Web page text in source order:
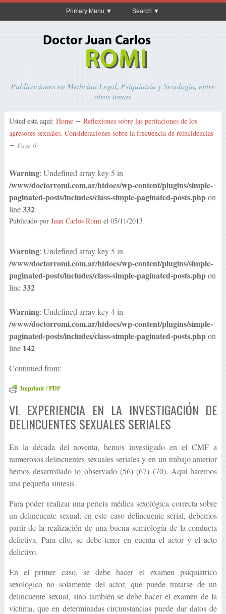
Primary Menu Search
Publicaciones en Medicina Legal, Psiquiatría y Sexología, entre
otros temas
Usted está aquí: Home ∼ Reflexiones sobre las peritaciones de los
agresores sexuales. Consideraciones sobre la frecuencia de reincidencias
∼ Page 6
Warning: Undefined array key 5 in
/www/doctorromi.com.ar/htdocs/wp-content/plugins/simple-
paginated-posts/includes/class-simple-paginated-posts.phpon
line332
Publicado por Juan Carlos Romiel 05/11/2013
Warning: Undefined array key 5 in
/www/doctorromi.com.ar/htdocs/wp-content/plugins/simple-
paginated-posts/includes/class-simple-paginated-posts.phpon
line332
Warning: Undefined array key 4 in
/www/doctorromi.com.ar/htdocs/wp-content/plugins/simple-
paginated-posts/includes/class-simple-paginated-posts.phpon
line 142
Continued from:
Imprimir / PDF
VI. EXPERIENCIA EN LA INVESTIGACIÓN DE
DELINCUENTES SEXUALES SERIALES
En la década del noventa, hemos investigado en el CMF a
numerosos delincuentes sexuales seriales y en un trabajo anterior
hemos desarrollado lo observado (56) (67) (70). Aquí haremos
una pequeña síntesis.
Para poder realizar una pericia médica sexológica correcta sobre
un delincuente sexual, en este caso delincuente serial, debemos
partir de la realización de una buena semiología de la conducta
delictiva. Para ello, se debe tener en cuenta el actor y el acto
delictivo.
En el primer caso, se debe hacer el examen psiquiátrico
sexológico no solamente del actor, que puede tratarse de un
delincuente sexual, sino también se debe hacer el examen de la
víctima, que en determinadas circunstancias puede dar datos de